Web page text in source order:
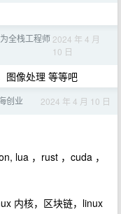
全栈工程师 2024 年 4 月
10 日
图像处理 等等吧
创业 2024 年 4 月 10 日
lua ，rust ，cuda ，
内核，区块链，linux